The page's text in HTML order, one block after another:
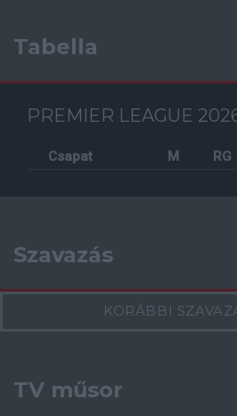
Tabella
PREMIER LEAGUE
Csapat M RG
Szavazás
KORÁBBI
TV műsor